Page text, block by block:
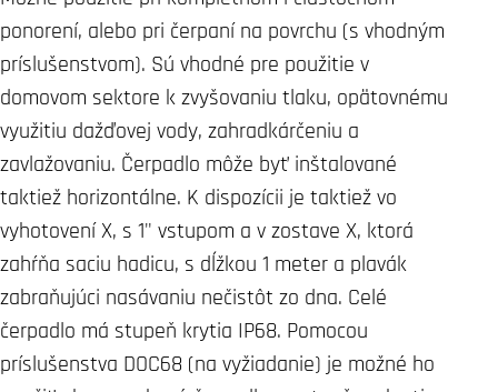
ponorení, alebo pri čerpaní na povrchu (s vhodným
príslušenstvom). Sú vhodné pre použitie v
domovom sektore k zvyšovaniu tlaku, opätovnému
využitiu dažďovej vody, zahradkárčeniu a
zavlažovaniu. Čerpadlo môže byť inštalované
taktiež horizontálne. K dispozícii je taktiež vo
vyhotovení X, s 1" vstupom a v zostave X, ktorá
zahŕňa saciu hadicu, s dĺžkou 1 meter a plavák
zabraňujúci nasávaniu nečistôt zo dna. Celé
čerpadlo má stupeň krytia IP68. Pomocou
príslušenstva DOC68 (na vyžiadanie) je možné ho